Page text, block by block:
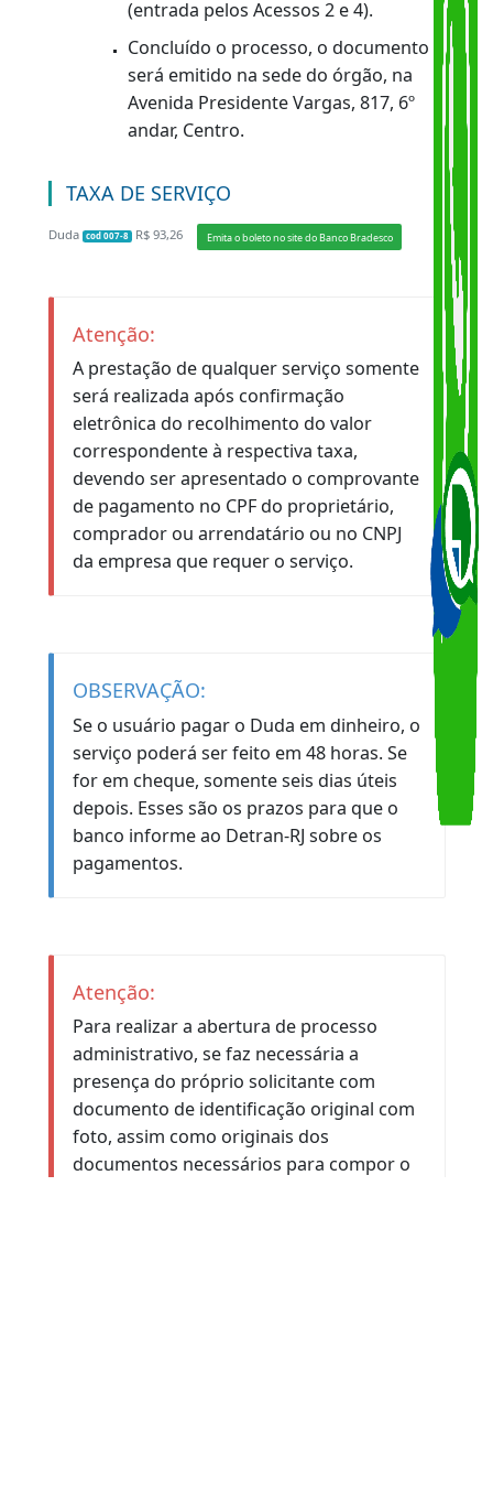
legais devidamente documentados.
Veículos do Municipio do Rio de Janeiro:
O serviço deve ser solicitado
diretamente no Protocolo Geral do
Presidente Vargas, nº 817, no Centro
(entrada pelos Acessos 2 e 4).
Concluído o processo, o documento
será emitido na sede do órgão, na
Avenida Presidente Vargas, 817, 6º
andar, Centro.
TAXA DE SERVIÇO
Duda cod 007-8 R$ 93,26 Emita o boleto no site do Banco Bradesco
A prestação de qualquer serviço somente
eletrônica do recolhimento do valor
correspondente à respectiva taxa,
devendo ser apresentado o comprovante
de pagamento no CPF do proprietário,
comprador ou arrendatário ou no CNPJ
da empresa que requer o serviço.
OBSERVAÇÃO:
Se o usuário pagar o Duda em dinheiro, o
serviço poderá ser feito em 48 horas. Se
for em cheque, somente seis dias úteis
depois. Esses são os prazos para que o
banco informe ao Detran-RJ sobre os
pagamentos.